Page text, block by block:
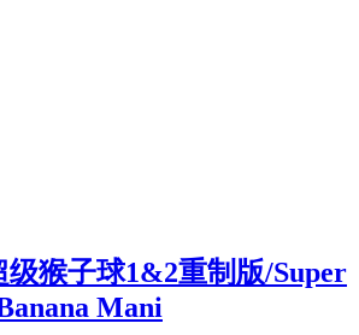
级猴子球1&2重制版/Super
Mani